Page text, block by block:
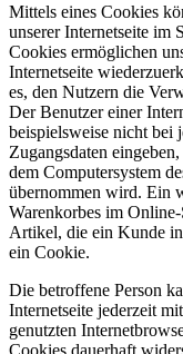
Mittels eines Cookies
unserer Internetseite im
Cookies ermöglichen
Internetseite
es, den Nutzern die
Der Benutzer einer
beispielsweise nicht bei
Zugangsdaten
dem Computersystem
übernommen wird. Ein
Warenkorbes im
Artikel, die ein Kunde
ein Cookie.
Die betroffene Person
Internetseite jederzeit
genutzten
Cookies dauerhaft